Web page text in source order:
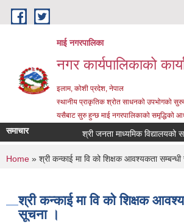
Skip to main content
माई नगरपालिका
नगर कार्यपालिकाको
इलाम, कोशी प्रदेश, नेपाल
स्थानीय प्राकृतिक श्रोत साधनको उपभोगको
यसैबाट सुरु हुन्छ माई नगरपालिकाको समृद्धिको
समाचार श्री जनता माध्यमिक विद्यालयको
You are here
Home » श्री कन्काई मा वि को शिक्षक आवश्यकता
श्री कन्काई मा वि को शिक्षक
सूचना ।